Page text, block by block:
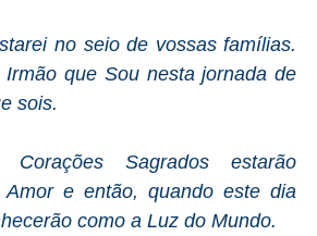
no seio de vossas famílias.
que Sou nesta jornada de
sois.
Sagrados estarão
e então, quando este dia
como a Luz do Mundo.